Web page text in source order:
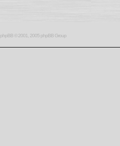
phpBB© 2001, 2005 phpBB Group